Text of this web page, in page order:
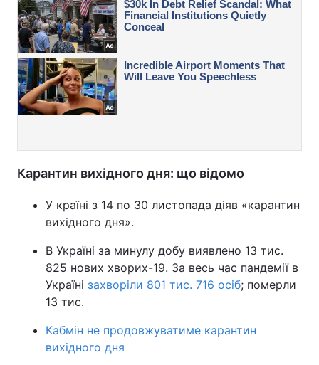
Карантин вихідного дня: що відомо
У країні з 14 по 30 листопада діяв «карантин
вихідного дня».
В Україні за минулу добу виявлено 13 тис.
825 нових хворих-19. За весь час пандемії в
Україні захворіли 801 тис. 716 осіб; померли
13 тис.
Кабмін не продовжуватиме карантин
вихідного дня